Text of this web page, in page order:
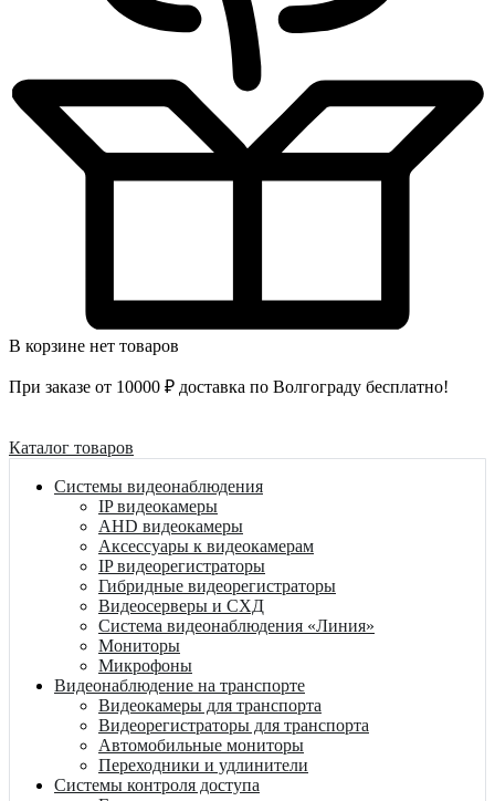
В корзине нет товаров
При заказе от 10000 ₽ доставка по Волгограду бесплатно!
Каталог товаров
Системы видеонаблюдения
IP видеокамеры
AHD видеокамеры
Аксессуары к видеокамерам
IP видеорегистраторы
Гибридные видеорегистраторы
Видеосерверы и СХД
Система видеонаблюдения «Линия»
Мониторы
Микрофоны
Видеонаблюдение на транспорте
Видеокамеры для транспорта
Видеорегистраторы для транспорта
Автомобильные мониторы
Переходники и удлинители
Системы контроля доступа